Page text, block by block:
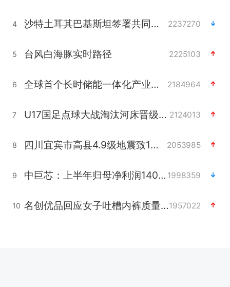
4 沙特土耳其巴基斯坦签署共同防务协议 2237270
5 台风白海豚实时路径 2225103
6 全球首个长时储能一体化产业园量产 2184964
7 U17国足点球大战淘汰河床晋级决赛 2124013
8 四川宜宾市高县4.9级地震致1人死亡 2053985
9 中巨芯：上半年归母净利润1405.77万元 1998359
10 名创优品回应女子吐槽内裤质量差1957022